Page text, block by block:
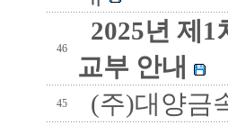
46
2025년 제
교부 안내
45 (주)대양금